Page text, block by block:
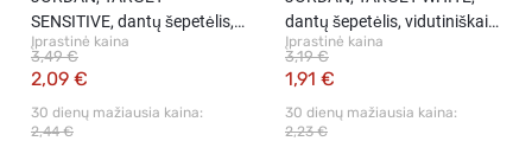
SENSITIVE, dantų šepetėlis,
ypač minkštas, 1 vnt.
Įprastinė kaina
2,09 €
3,49 €
30 dienų mažiausia kaina:
2,44 €
dantų šepetėlis, vidutiniškai
minkštas, 1 vnt.
Įprastinė kaina
1,91 €
3,19 €
30 dienų mažiausia kaina:
2,23 €